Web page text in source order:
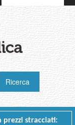
prezzi stracciati: